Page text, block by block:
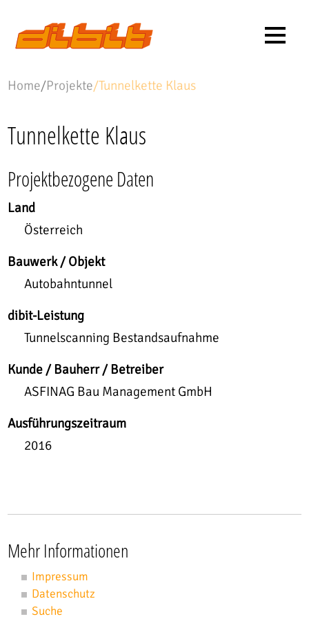
Home/Projekte/Tunnelkette Klaus
Tunnelkette Klaus
Projektbezogene Daten
Land
Österreich
Bauwerk / Objekt
Autobahntunnel
dibit-Leistung
Tunnelscanning Bestandsaufnahme
Kunde / Bauherr / Betreiber
ASFINAG Bau Management GmbH
Ausführungszeitraum
2016
Mehr Informationen
Impressum
Datenschutz
Suche